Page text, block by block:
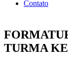
Contato
TURMA